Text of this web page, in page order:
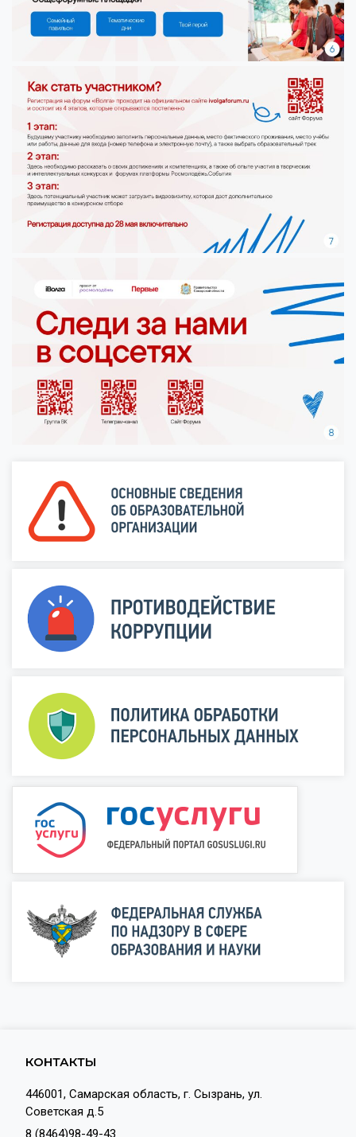
КОНТАКТЫ
446001, Самарская область, г. Сызрань, ул.
Советская д.5
8 (8464)98-49-43